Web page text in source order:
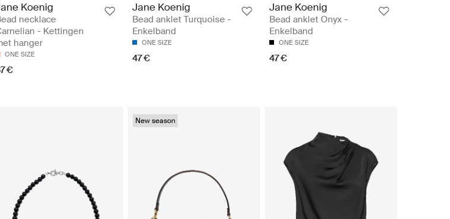
Koenig
necklace
- Kettingen
hanger
ONE SIZE
€
Jane Koenig
Bead anklet Turquoise -
Enkelband
ONE SIZE
47 €
Jane Koenig
Bead anklet Onyx -
Enkelband
ONE SIZE
47 €
New season